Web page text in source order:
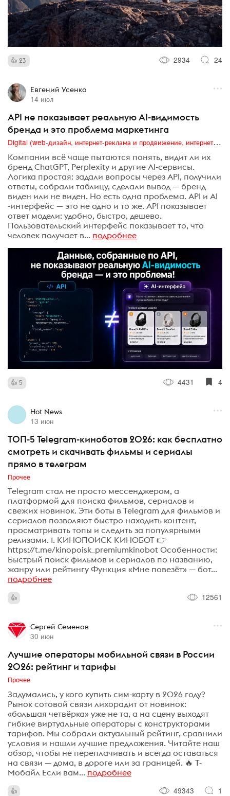
23 2934 24
Евгений Усенко
14 июл
API не показывает реальную AI-видимость
бренда и это проблема маркетинга
Digital (web-дизайн, интернет-реклама и продвижение, интернет-сообщества и блоги, интернет-коммуникации, мобильный маркетинг, реклама на цифровых экранах)
Компании всё чаще пытаются понять, видит ли их
бренд ChatGPT, Perplexity и другие AI-сервисы.
Логика простая: задали вопросы через API, получили
ответы, собрали таблицу, сделали вывод — бренд
виден или не виден. Но есть одна проблема. API и AI
-интерфейс — это не одно и то же. API показывает
ответ модели: удобно, быстро, дешево.
Пользовательский интерфейс показывает то, что
человек получает в... подробнее
5 4431 4
Hot News
13 июн
ТОП-5 Telegram-киноботов 2026: как бесплатно
смотреть и скачивать фильмы и сериалы
прямо в телеграм
Прочее
Telegram стал не просто мессенджером, а
платформой для поиска фильмов, сериалов и
свежих новинок. Эти боты в Telegram для фильмов и
сериалов позволяют быстро находить контент,
просматривать топы и следить за популярными
релизами. 1. КИНОПОИСК КИНОБОТ 👉
https://t.me/kinopoisk_premiumkinobot Особенности:
Быстрый поиск фильмов и сериалов по названию,
жанру или рейтингу Функция «Мне повезёт» — бот...
подробнее
12561
Сергей Семенов
30 июн
Лучшие операторы мобильной связи в России
2026: рейтинг и тарифы
Прочее
Задумались, у кого купить сим-карту в 2026 году?
Рынок сотовой связи лихорадит от новинок:
«большая четвёрка» уже не та, а на сцену выходят
гибкие виртуальные операторы с конструкторами
тарифов. Мы собрали актуальный рейтинг, сравнили
условия и нашли лучшие предложения. Читайте наш
обзор, чтобы не переплачивать и всегда оставаться
на связи — дома, в дороге или за границей. 🔥 Т-
Мобайл Если вам... подробнее
49343
1